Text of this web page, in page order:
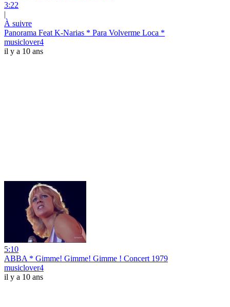
3:22
|
À suivre
Panorama Feat K-Narias * Para Volverme Loca *
musiclover4
il y a 10 ans
5:10
ABBA * Gimme! Gimme! Gimme ! Concert 1979
musiclover4
il y a 10 ans